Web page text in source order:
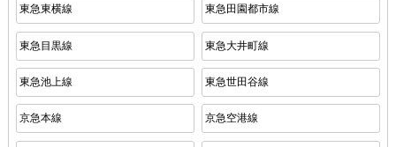
東急東横線 東急田園都市線
東急目黒線 東急大井町線
東急池上線 東急世田谷線
京急本線 京急空港線